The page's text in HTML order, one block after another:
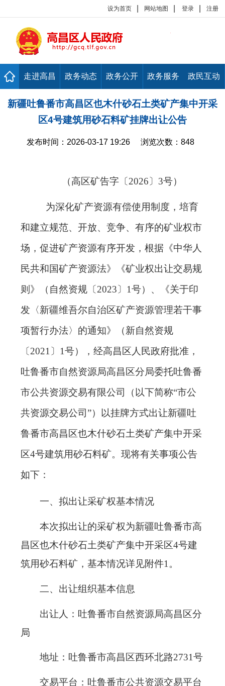
设为首页 网站地图 登录 注册
走进高昌 政务动态 政务公开 政务服务 政民互动
新疆吐鲁番市高昌区也木什砂石土类矿产集中开采
区4号建筑用砂石料矿挂牌出让公告
发布时间： 2026-03-17 19:26 浏览次数： 848
（高区矿告字〔2026〕 3号）
为深化矿产资源有偿使用制度，培育
和建立规范、开放、竞争、有序的矿业权市
场，促进矿产资源有序开发，根据《中华人
民共和国矿产资源法》《矿业权出让交易规
则》（自然资规〔2023〕1号）、《关于印
发〈新疆维吾尔自治区矿产资源管理若干事
项暂行办法〉的通知》（新自然资规
〔2021〕1号），经高昌区人民政府批准，
吐鲁番市自然资源局高昌区分局委托吐鲁番
市公共资源交易有限公司（以下简称“市公
共资源交易公司”）以挂牌方式出让新疆吐
鲁番市高昌区也木什砂石土类矿产集中开采
区4号建筑用砂石料矿。现将有关事项公告
如下：
一、拟出让采矿权基本情况
本次拟出让的采矿权为新疆吐鲁番市高
昌区也木什砂石土类矿产集中开采区4号建
筑用砂石料矿，基本情况详见附件1。
二、出让组织基本信息
出让人：吐鲁番市自然资源局高昌区分
局
地址：吐鲁番市高昌区西环北路2731号
交易平台：吐鲁番市公共资源交易平台